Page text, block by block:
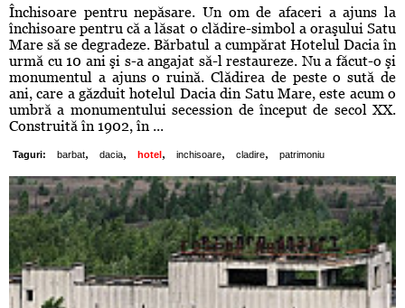
Închisoare pentru nepăsare. Un om de afaceri a ajuns la
închisoare pentru că a lăsat o clădire-simbol a oraşului Satu
Mare să se degradeze. Bărbatul a cumpărat Hotelul Dacia în
urmă cu 10 ani şi s-a angajat să-l restaureze. Nu a făcut-o şi
monumentul a ajuns o ruină. Clădirea de peste o sută de
ani, care a găzduit hotelul Dacia din Satu Mare, este acum o
umbră a monumentului secession de început de secol XX.
Construită în 1902, în ...
Taguri: barbat, dacia, hotel , inchisoare, cladire, patrimoniu